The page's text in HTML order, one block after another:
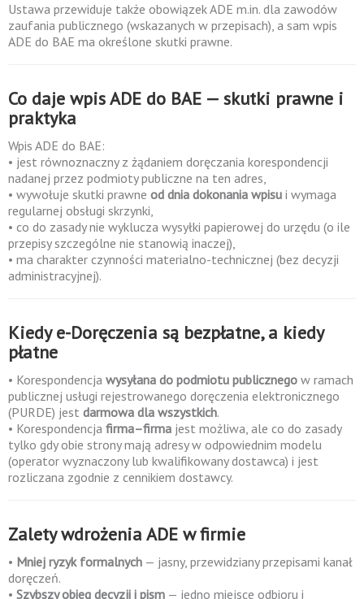
Ustawa przewiduje także obowiązek ADE m.in. dla zawodów
zaufania publicznego (wskazanych w przepisach), a sam wpis
ADE do BAE ma określone skutki prawne.
Co daje wpis ADE do BAE — skutki prawne i
praktyka
Wpis ADE do BAE:
• jest równoznaczny z żądaniem doręczania korespondencji
nadanej przez podmioty publiczne na ten adres,
• wywołuje skutki prawne od dnia dokonania wpisu i wymaga
regularnej obsługi skrzynki,
• co do zasady nie wyklucza wysyłki papierowej do urzędu (o ile
przepisy szczególne nie stanowią inaczej),
• ma charakter czynności materialno-technicznej (bez decyzji
administracyjnej).
Kiedy e-Doręczenia są bezpłatne, a kiedy
płatne
• Korespondencja wysyłana do podmiotu publicznego w ramach
publicznej usługi rejestrowanego doręczenia elektronicznego
(PURDE) jest darmowa dla wszystkich.
• Korespondencja firma–firma jest możliwa, ale co do zasady
tylko gdy obie strony mają adresy w odpowiednim modelu
(operator wyznaczony lub kwalifikowany dostawca) i jest
rozliczana zgodnie z cennikiem dostawcy.
Zalety wdrożenia ADE w firmie
• Mniej ryzyk formalnych — jasny, przewidziany przepisami kanał
doręczeń.
• Szybszy obieg decyzji i pism — jedno miejsce odbioru i